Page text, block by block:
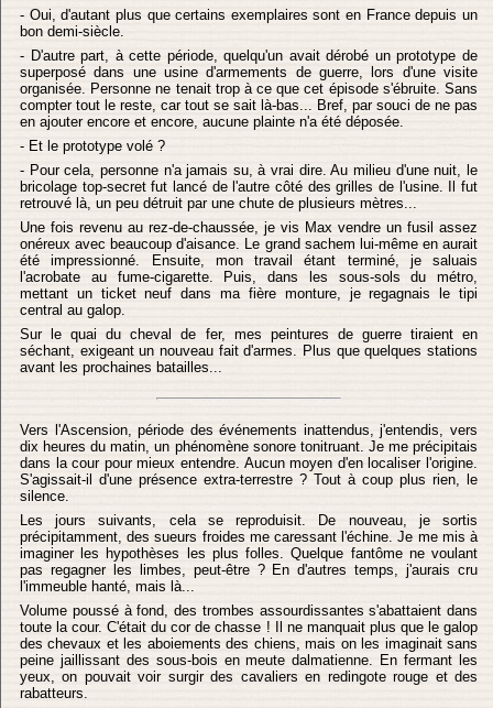
- Oui, d'autant plus que certains exemplaires sont en France depuis un
bon demi-siècle.
- D'autre part, à cette période, quelqu'un avait dérobé un prototype de
superposé dans une usine d'armements de guerre, lors d'une visite
organisée. Personne ne tenait trop à ce que cet épisode s'ébruite. Sans
compter tout le reste, car tout se sait là-bas... Bref, par souci de ne pas
en ajouter encore et encore, aucune plainte n'a été déposée.
- Et le prototype volé ?
- Pour cela, personne n'a jamais su, à vrai dire. Au milieu d'une nuit, le
bricolage top-secret fut lancé de l'autre côté des grilles de l'usine. Il fut
retrouvé là, un peu détruit par une chute de plusieurs mètres...
Une fois revenu au rez-de-chaussée, je vis Max vendre un fusil assez
onéreux avec beaucoup d'aisance. Le grand sachem lui-même en aurait
été impressionné. Ensuite, mon travail étant terminé, je saluais
l'acrobate au fume-cigarette. Puis, dans les sous-sols du métro,
mettant un ticket neuf dans ma fière monture, je regagnais le tipi
central au galop.
Sur le quai du cheval de fer, mes peintures de guerre tiraient en
séchant, exigeant un nouveau fait d'armes. Plus que quelques stations
avant les prochaines batailles...
Vers l'Ascension, période des événements inattendus, j'entendis, vers
dix heures du matin, un phénomène sonore tonitruant. Je me précipitais
dans la cour pour mieux entendre. Aucun moyen d'en localiser l'origine.
S'agissait-il d'une présence extra-terrestre ? Tout à coup plus rien, le
silence.
Les jours suivants, cela se reproduisit. De nouveau, je sortis
précipitamment, des sueurs froides me caressant l'échine. Je me mis à
imaginer les hypothèses les plus folles. Quelque fantôme ne voulant
pas regagner les limbes, peut-être ? En d'autres temps, j'aurais cru
l'immeuble hanté, mais là...
Volume poussé à fond, des trombes assourdissantes s'abattaient dans
toute la cour. C'était du cor de chasse ! Il ne manquait plus que le galop
des chevaux et les aboiements des chiens, mais on les imaginait sans
peine jaillissant des sous-bois en meute dalmatienne. En fermant les
yeux, on pouvait voir surgir des cavaliers en redingote rouge et des
rabatteurs.